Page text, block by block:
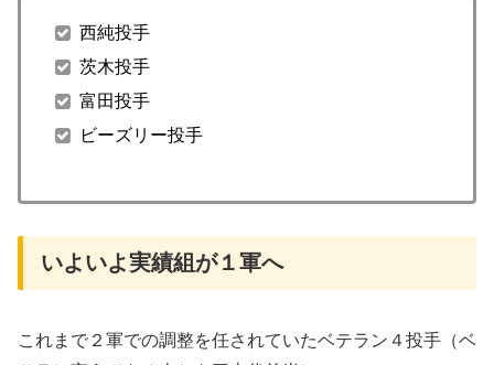
西純投手
茨木投手
富田投手
ビーズリー投手
いよいよ実績組が１軍へ
これまで２軍での調整を任されていたベテラン４投手（ベ